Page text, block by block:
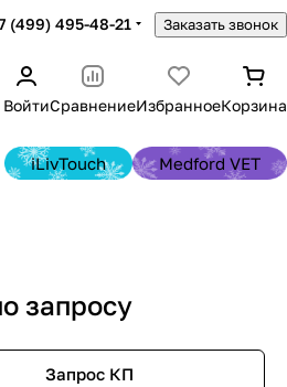
(499) 495-48-21 Заказать звонок
ВойтиСравнениеИзбранноеКорзина
iLivTouch Medford VET
запросу
Запрос КП